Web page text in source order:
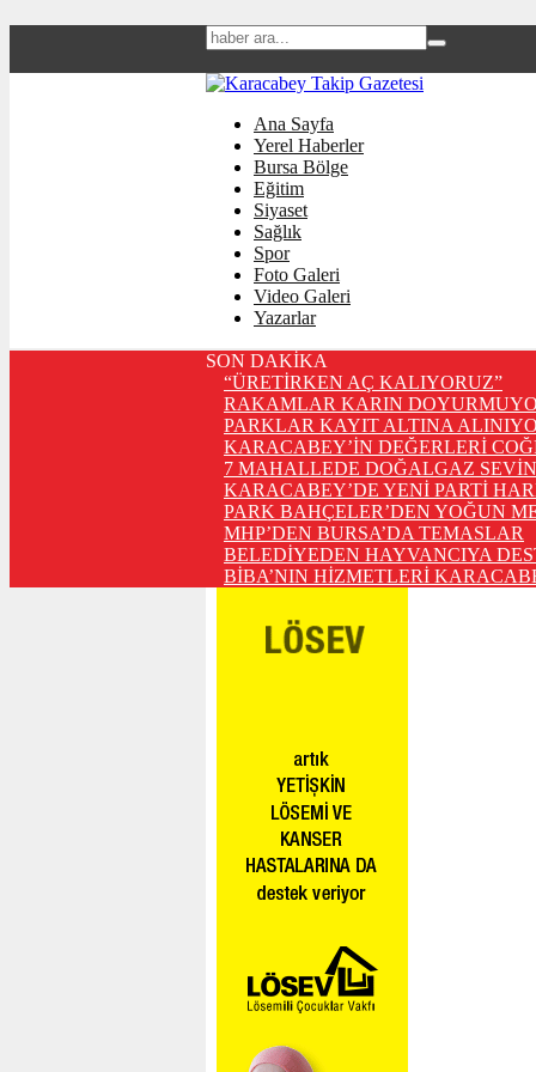
Ana Sayfa
Yerel Haberler
Bursa Bölge
Eğitim
Siyaset
Sağlık
Spor
Foto Galeri
Video Galeri
Yazarlar
SON DAKİKA
“ÜRETİRKEN AÇ KALIYORUZ”
RAKAMLAR KARIN
PARKLAR KAYIT ALTINA
KARACABEY’İN DEĞERLERİ
7 MAHALLEDE DOĞALGAZ
KARACABEY’DE YENİ PARTİ
PARK BAHÇELER’DEN YOĞUN
MHP’DEN BURSA’DA TEMASLAR
BELEDİYEDEN HAYVANCIYA
BİBA’NIN HİZMETLERİ